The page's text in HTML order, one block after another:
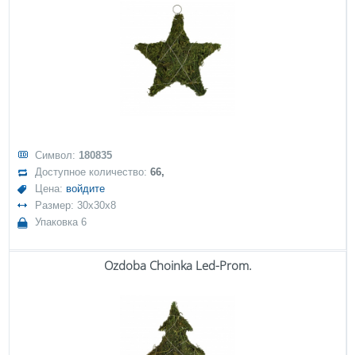
Символ: 180835
Доступное количество:66,
Цена: войдите
Размер: 30x30x8
Упаковка 6
Ozdoba Choinka Led-Prom.